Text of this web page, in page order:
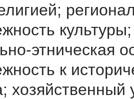
культуры;
этническая
к
хозяйственный